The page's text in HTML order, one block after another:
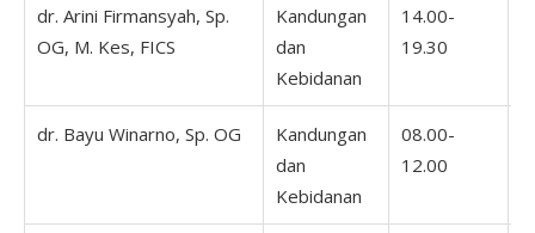
dr. Arini Firmansyah, Sp.
OG, M. Kes, FICS
Kandungan
dan
Kebidanan
14.00-
19.30
dr. Bayu Winarno, Sp. OG
Kandungan
dan
Kebidanan
08.00-
12.00